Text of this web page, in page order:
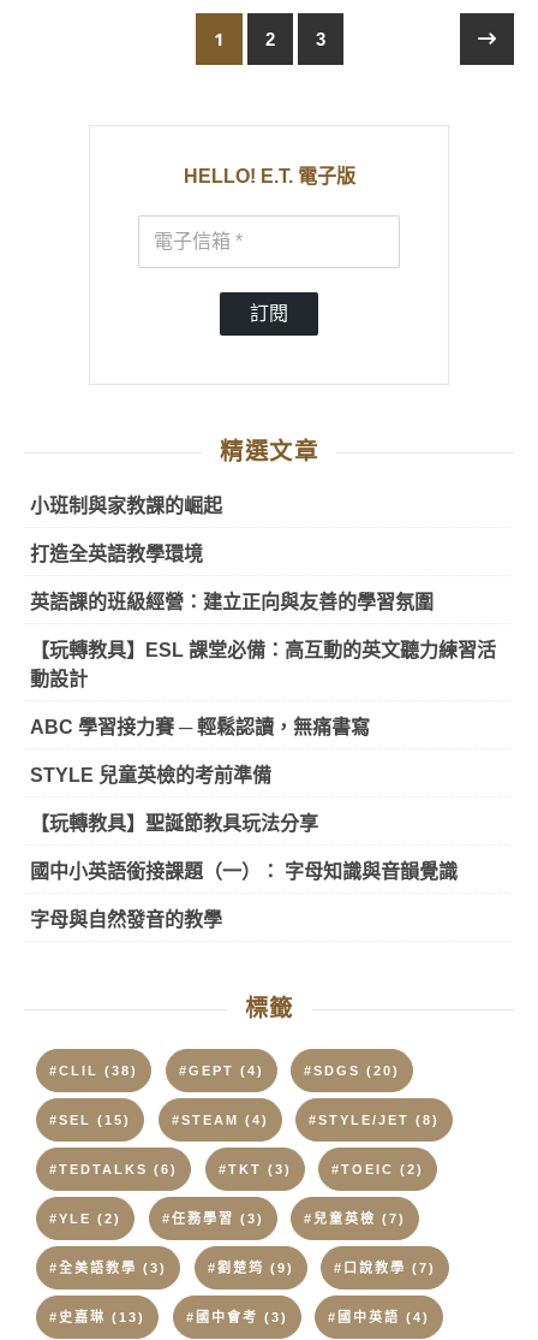
1 2 3
HELLO! E.T. 電子版
訂閱
精選文章
小班制與家教課的崛起
打造全英語教學環境
英語課的班級經營：建立正向與友善的學習氛圍
【玩轉教具】ESL 課堂必備：高互動的英文聽力練習活
動設計
ABC 學習接力賽 ─ 輕鬆認讀，無痛書寫
STYLE 兒童英檢的考前準備
【玩轉教具】聖誕節教具玩法分享
國中小英語銜接課題（一）： 字母知識與音韻覺識
字母與自然發音的教學
標籤
#CLIL (38) #GEPT (4) #SDGS (20)
#SEL (15) #STEAM (4) #STYLE/JET (8)
#TEDTALKS (6) #TKT (3) #TOEIC (2)
#YLE (2) #任務學習 (3) #兒童英檢 (7)
#全美語教學 (3) #劉楚筠 (9) #口說教學 (7)
#史嘉琳 (13) #國中會考 (3) #國中英語 (4)